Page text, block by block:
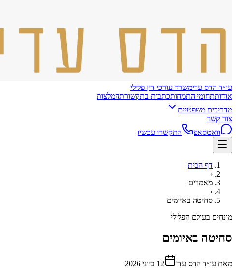
עו״ד הדס עדימשרד עורכי דין פלילי
אודותתחומי התמחותכתבות בתקשורתהמלצות
מדריכים משפטיים
צור קשר
וואטסאפ
התקשרו עכשיו
דף הבית
‹
מאמרים
‹
סחיטה באיומים
מונחים בעולם הפלילי
סחיטה באיומים
מאת עו״ד הדס עדי 12 ביוני 2026